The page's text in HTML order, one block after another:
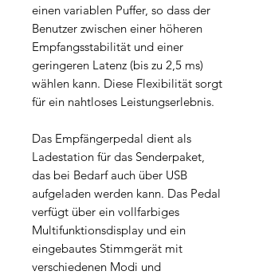
einen variablen Puffer, so dass der
Benutzer zwischen einer höheren
Empfangsstabilität und einer
geringeren Latenz (bis zu 2,5 ms)
wählen kann. Diese Flexibilität sorgt
für ein nahtloses Leistungserlebnis.
Das Empfängerpedal dient als
Ladestation für das Senderpaket,
das bei Bedarf auch über USB
aufgeladen werden kann. Das Pedal
verfügt über ein vollfarbiges
Multifunktionsdisplay und ein
eingebautes Stimmgerät mit
verschiedenen Modi und